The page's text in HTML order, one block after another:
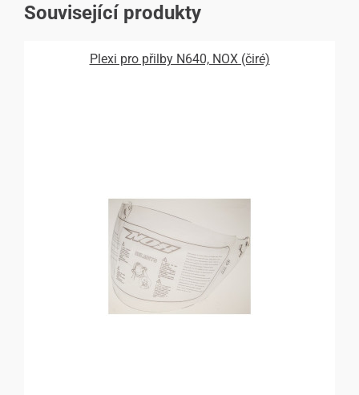
Související produkty
Plexi pro přilby N640, NOX (čiré)